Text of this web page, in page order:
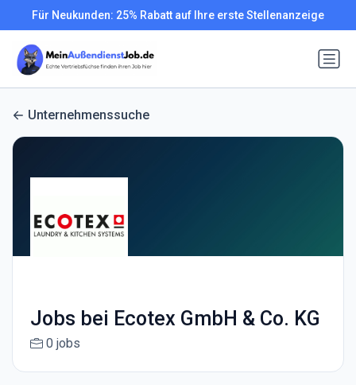
Für Neukunden: 25% Rabatt auf Ihre erste Stellenanzeige
Unternehmenssuche
Jobs bei Ecotex GmbH & Co. KG
0 jobs